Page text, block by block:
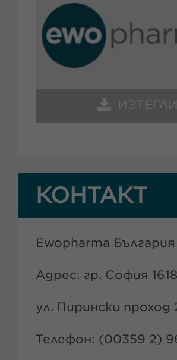
ИЗТЕГЛИ
КОНТАКТ
Ewopharma България
Адрес: гр. София
ул. Пирински проход
Телефон: (00359 2)